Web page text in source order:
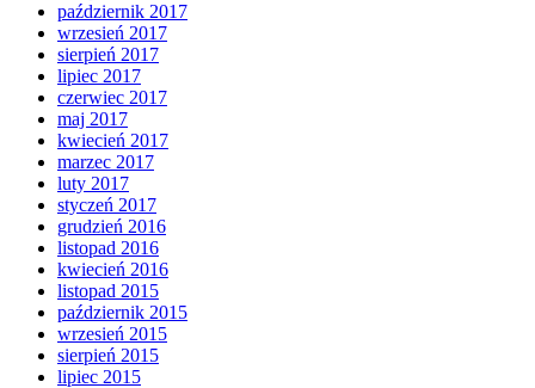
październik 2017
wrzesień 2017
sierpień 2017
lipiec 2017
czerwiec 2017
maj 2017
kwiecień 2017
marzec 2017
luty 2017
styczeń 2017
grudzień 2016
listopad 2016
kwiecień 2016
listopad 2015
październik 2015
wrzesień 2015
sierpień 2015
lipiec 2015